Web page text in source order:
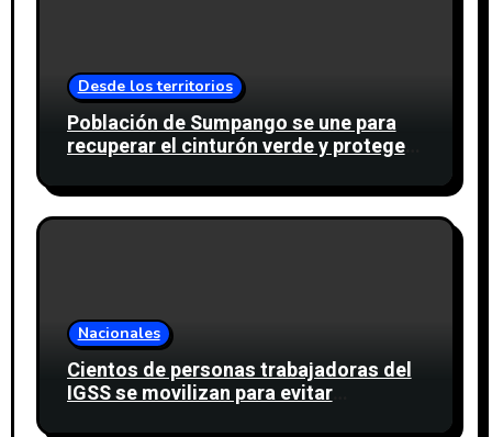
Desde los territorios
Población de Sumpango se une para
recuperar el cinturón verde y proteger
Nacionales
Cientos de personas trabajadoras del
IGSS se movilizan para evitar